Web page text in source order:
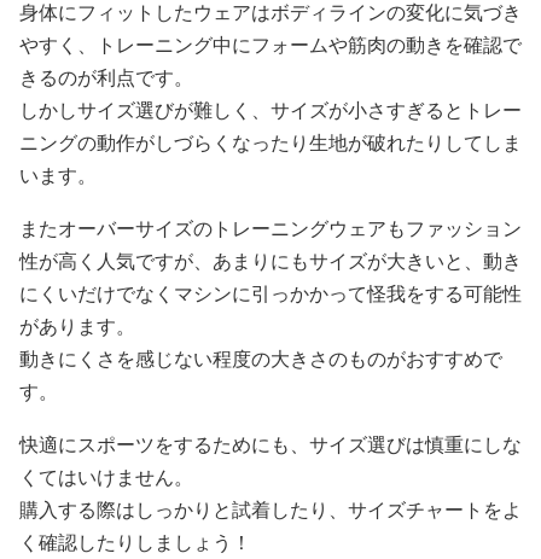
やすく、トレーニング中にフォームや筋肉の動きを確認で
きるのが利点です。
しかしサイズ選びが難しく、サイズが小さすぎるとトレー
ニングの動作がしづらくなったり生地が破れたりしてしま
います。
性が高く人気ですが、あまりにもサイズが大きいと、動き
にくいだけでなくマシンに引っかかって怪我をする可能性
があります。
動きにくさを感じない程度の大きさのものがおすすめで
す。
くてはいけません。
購入する際はしっかりと試着したり、サイズチャートをよ
く確認したりしましょう！